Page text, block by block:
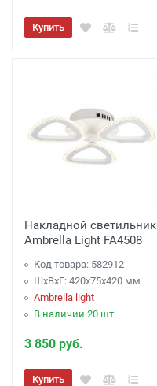
Купить
Накладной светильник
Ambrella Light FA4508
Код товара: 582912
ШхВхГ: 420x75x420 мм
Ambrella light
В наличии 20 шт.
3 850 руб.
Купить